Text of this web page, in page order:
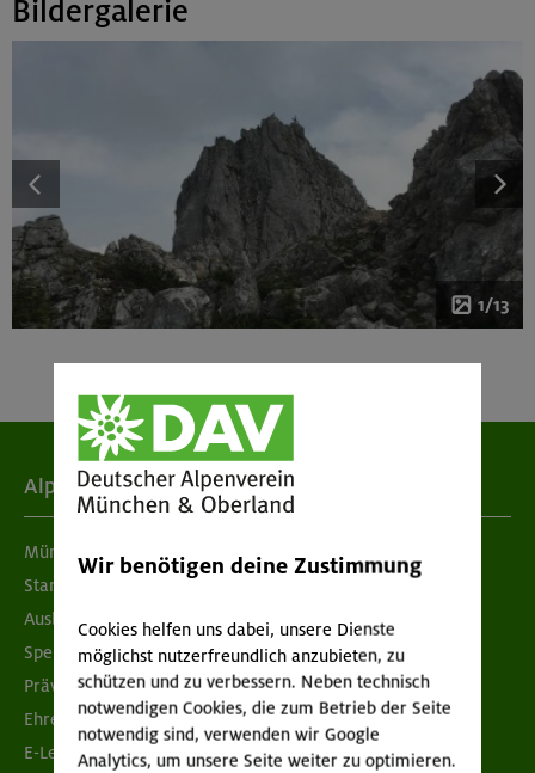
Bildergalerie
1/13
Alpenverein
München & Oberland
Standorte
Ausbildung & Jobs
Spenden
Prävention sexualisierter Gewalt
Ehrenamtsbörse
E-Learning
Wir benötigen deine Zustimmung
Cookies helfen uns dabei, unsere Dienste
möglichst nutzerfreundlich anzubieten, zu
schützen und zu verbessern. Neben technisch
notwendigen Cookies, die zum Betrieb der Seite
notwendig sind, verwenden wir Google
Analytics, um unsere Seite weiter zu optimieren.